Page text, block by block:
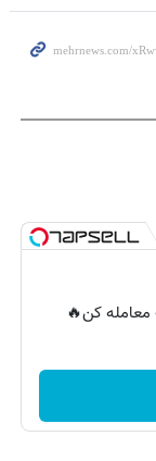
معامله کن🔥
مرداد ۱۴۰۵